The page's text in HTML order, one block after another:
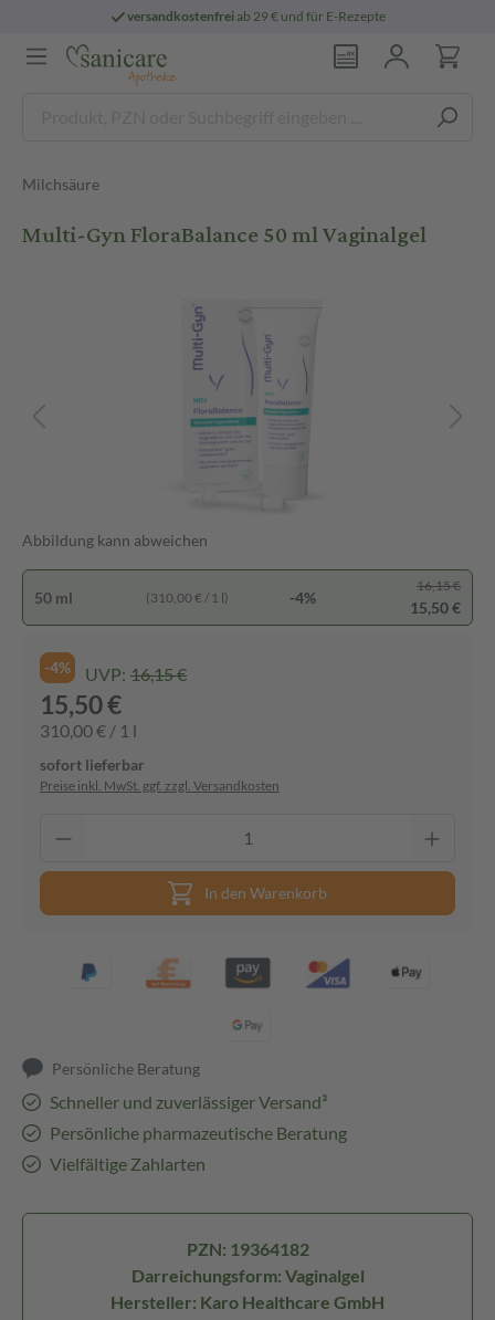
versandkostenfreiab 29 € und für E-Rezepte
Milchsäure
Multi-Gyn FloraBalance 50 ml Vaginalgel
Abbildung kann abweichen
50 ml (310,00 € / 1 l) -4%
16,15 €
15,50 €
-4% UVP: 16,15 €
15,50 €
310,00 € / 1 l
sofort lieferbar
Preise inkl. MwSt. ggf. zzgl. Versandkosten
In den Warenkorb
Persönliche Beratung
Schneller und zuverlässiger Versand³
Persönliche pharmazeutische Beratung
Vielfältige Zahlarten
PZN: 19364182
Darreichungsform: Vaginalgel
Hersteller: Karo Healthcare GmbH